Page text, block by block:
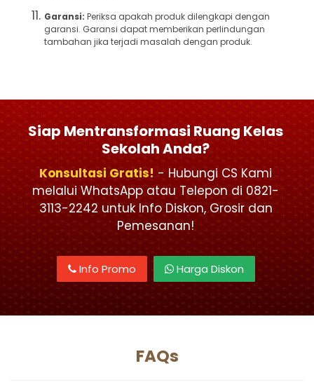
Garansi: Periksa apakah produk dilengkapi dengan
garansi. Garansi dapat memberikan perlindungan
tambahan jika terjadi masalah dengan produk.
Siap Mentransformasi Ruang Kelas
Sekolah Anda?
Konsultasi Gratis! - Hubungi CS Kami
melalui WhatsApp atau Telepon di 0821-
3113-2242 untuk Info Diskon, Grosir dan
Pemesanan!
Info Promo Harga Diskon
FAQs